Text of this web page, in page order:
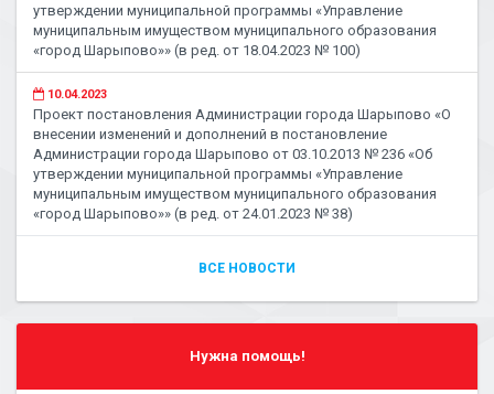
утверждении муниципальной программы «Управление
муниципальным имуществом муниципального образования
«город Шарыпово»» (в ред. от 18.04.2023 № 100)
10.04.2023
Проект постановления Администрации города Шарыпово «О
внесении изменений и дополнений в постановление
Администрации города Шарыпово от 03.10.2013 № 236 «Об
утверждении муниципальной программы «Управление
муниципальным имуществом муниципального образования
«город Шарыпово»» (в ред. от 24.01.2023 № 38)
ВСЕ НОВОСТИ
Нужна помощь!